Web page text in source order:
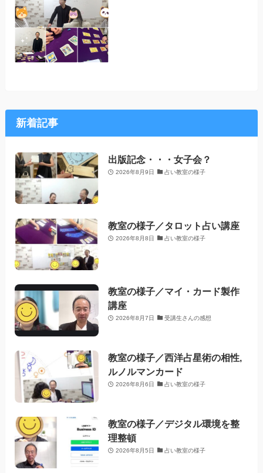
新着記事
出版記念・・・女子会？
2026年8月9日 占い教室の様子
教室の様子／タロット占い講座
2026年8月8日 占い教室の様子
教室の様子／マイ・カード製作
講座
2026年8月7日 受講生さんの感想
教室の様子／西洋占星術の相性,
ルノルマンカード
2026年8月6日 占い教室の様子
教室の様子／デジタル環境を整
理整頓
2026年8月5日 占い教室の様子